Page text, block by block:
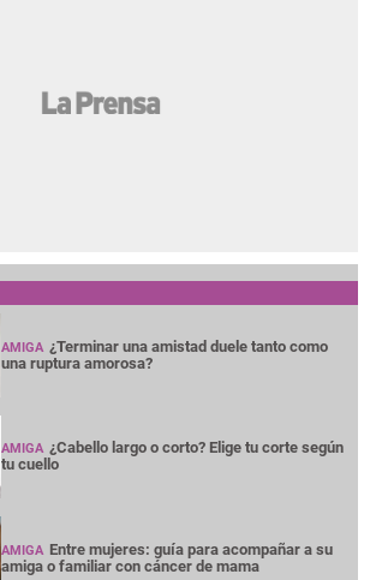
AMIGA ¿Terminar una amistad duele tanto como
una ruptura amorosa?
AMIGA ¿Cabello largo o corto? Elige tu corte según
tu cuello
AMIGA Entre mujeres: guía para acompañar a su
amiga o familiar con cáncer de mama